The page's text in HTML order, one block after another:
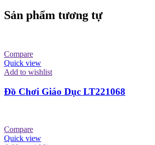
Sản phẩm tương tự
Compare
Quick view
Add to wishlist
Đồ Chơi Giáo Dục LT221068
Compare
Quick view